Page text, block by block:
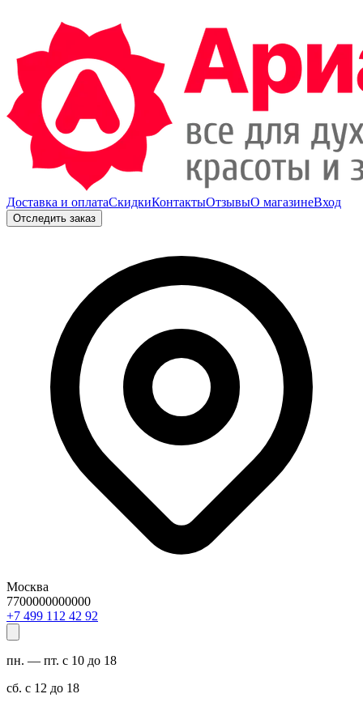
Доставка и оплатаСкидкиКонтактыОтзывыО магазинеВход
Отследить заказ
Москва
7700000000000
29 24 211 994 7+
пн. — пт. с 10 до 18
сб. с 12 до 18